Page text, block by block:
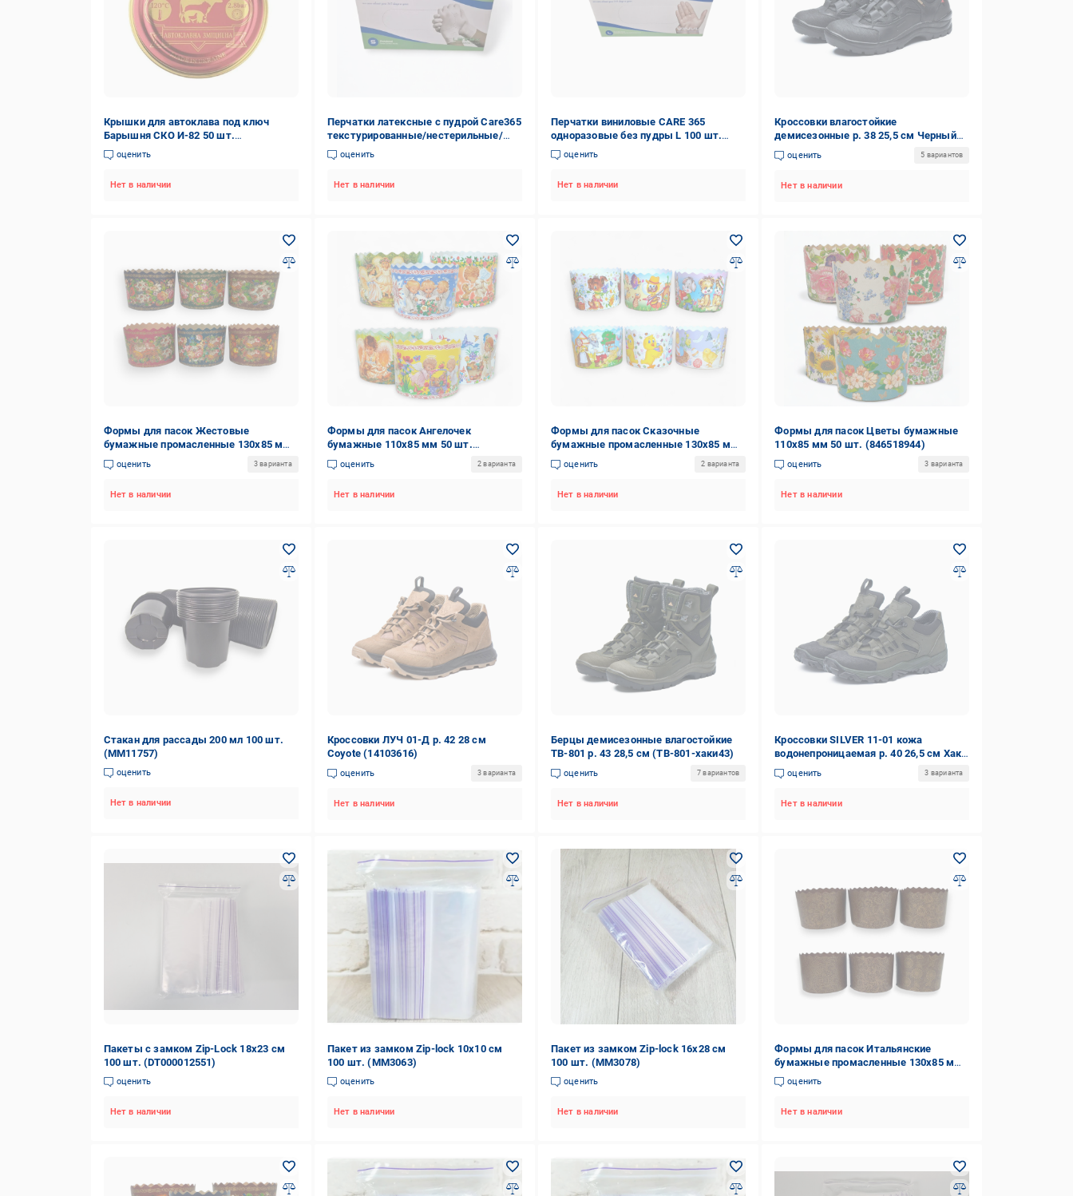
Крышки для автоклава под ключ
Барышня СКО И-82 50 шт.
(46846164116)
оценить
Нет в наличии
Перчатки латексные с пудрой Care365
текстурированные/нестерильные/
одноразовые S 100 шт.
оценить
Нет в наличии
Перчатки виниловые CARE 365
одноразовые без пудры L 100 шт.
Белыйоценить
Нет в наличии
Кроссовки влагостойкие
демисезонные р. 38 25,5 см Черный
(PAV-401)
оценить 5 вариантов
Нет в наличии
Формы для пасок Жестовые
бумажные промасленные 130х85 мм
50 шт. (5041544552)
оценить 3 варианта
Нет в наличии
Формы для пасок Ангелочек
бумажные 110х85 мм 50 шт.
(3216421544)
оценить 2 варианта
Нет в наличии
Формы для пасок Сказочные
бумажные промасленные 130х85 мм
50 шт. (2278020490)
оценить 2 варианта
Нет в наличии
Формы для пасок Цветы бумажные
110х85 мм 50 шт. (846518944)
оценить 3 варианта
Нет в наличии
Стакан для рассады 200 мл 100 шт.
(ММ11757)
оценить
Нет в наличии
Кроссовки ЛУЧ 01-Д р. 42 28 см
Coyote (14103616)
оценить 3 варианта
Нет в наличии
Берцы демисезонные влагостойкие
ТВ-801 р. 43 28,5 см (ТВ-801-хаки43)
оценить 7 вариантов
Нет в наличии
Кроссовки SILVER 11-01 кожа
водонепроницаемая р. 40 26,5 см Хаки
(14103554)
оценить 3 варианта
Нет в наличии
Пакеты с замком Zip-Lock 18х23 см
100 шт. (DT000012551)
оценить
Нет в наличии
Пакет из замком Zip-lock 10х10 см
100 шт. (MM3063)
оценить
Нет в наличии
Пакет из замком Zip-lock 16х28 см
100 шт. (MM3078)
оценить
Нет в наличии
Формы для пасок Итальянские
бумажные промасленные 130х85 мм
50 шт. (5045487547)
оценить
Нет в наличии